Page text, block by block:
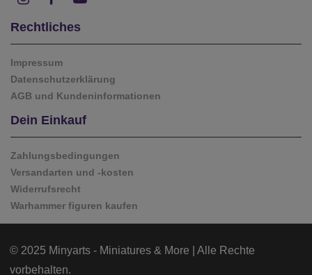
Rechtliches
Impressum
Datenschutzerklärung
AGB und Kundeninformationen
Dein Einkauf
Zahlungsbedingungen
Versandarten und -kosten
Widerrufsrecht
Warhammer figuren kaufen
© 2025 Minyarts - Miniatures & More | Alle Rechte
vorbehalten.